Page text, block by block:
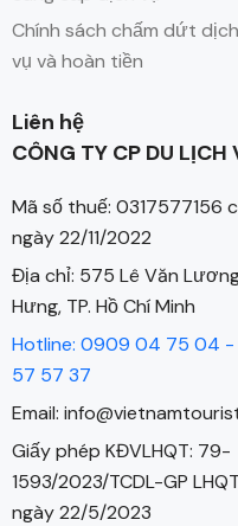
Chính sách chấm dứt dịch
vụ và hoàn tiền
Liên hệ
CÔNG TY CP DU
Mã số thuế: 0317577156
ngày 22/11/2022
Địa chỉ: 575 Lê Văn
Hưng, TP. Hồ Chí Minh
Hotline: 0909 04 75 04
57 57 37
Email:
Giấy phép KĐVLHQT: 79-
1593/2023/TCDL-GP
ngày 22/5/2023